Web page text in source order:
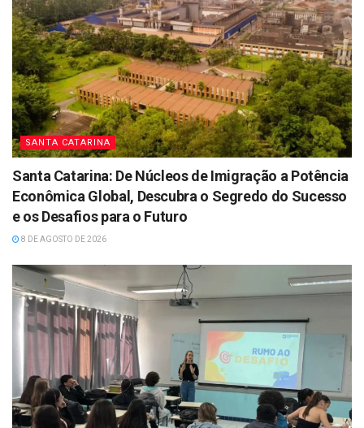
SANTA CATARINA
Santa Catarina: De Núcleos de Imigração a Potência
Econômica Global, Descubra o Segredo do Sucesso
e os Desafios para o Futuro
8 DE AGOSTO DE 2026